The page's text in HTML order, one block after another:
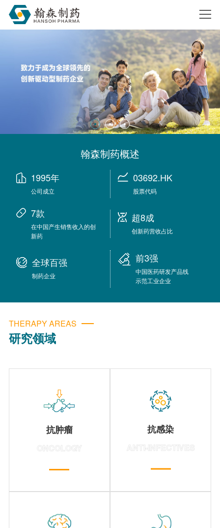
翰森制药概述
1995年
公司成立
03692.HK
股票代码
7款
在中国产生销售收入的创
新药
超8成
创新药营收占比
全球百强
制药企业
前3强
中国医药研发产品线
示范工业企业
THERAPY AREAS
研究领域
抗肿瘤 抗感染